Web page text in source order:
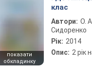
показати
обкладинку
клас
Автори: О.
Сидоренко
Рік: 2014
Опис: 2 рік